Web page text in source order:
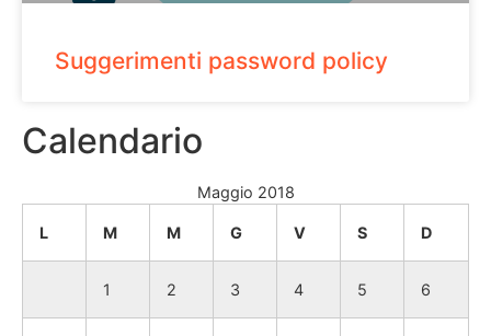
Suggerimenti password policy
Calendario
Maggio 2018
L M M G V S D
1 2 3 4 5 6